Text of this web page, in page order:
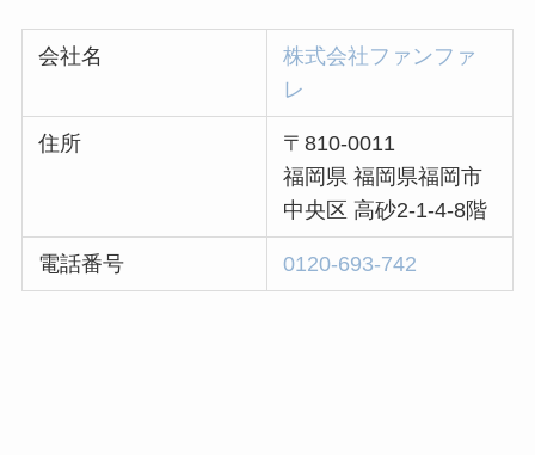
会社名
株式会社ファンファ
レ
住所
〒810-0011
福岡県 福岡県福岡市
中央区 高砂2-1-4-8階
電話番号 0120-693-742